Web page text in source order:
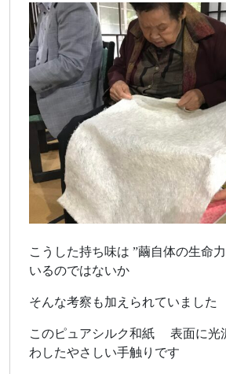
こうした持ち味は ”繭自体の生命
いるのではないか
そんな考察も加えられていました
このピュアシルク和紙 表面に
わしたやさしい手触りです